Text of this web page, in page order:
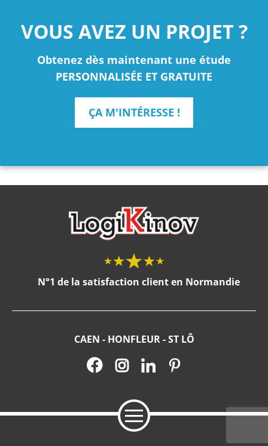
FENÊTRES
VOUS AVEZ UN PROJET ?
Obtenez dès maintenant une étude
PERSONNALISÉE ET GRATUITE
ÇA M'INTÉRESSE !
N°1 de la satisfaction client en Normandie
CAEN - HONFLEUR - ST LÔ